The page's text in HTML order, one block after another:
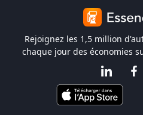
Rejoignez les 1,5 million
chaque jour des économies